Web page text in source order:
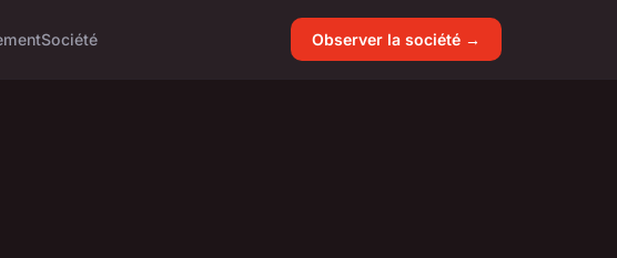
Société Observer la société →